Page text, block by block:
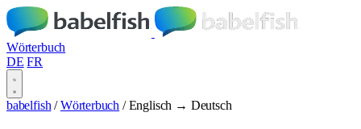
Wörterbuch
DE FR
babelfish / Wörterbuch / Englisch → Deutsch